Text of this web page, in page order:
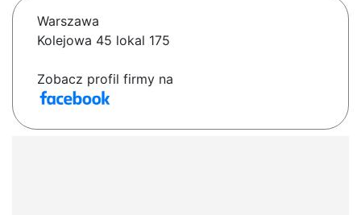
Warszawa
Kolejowa 45 lokal 175
Zobacz profil firmy na